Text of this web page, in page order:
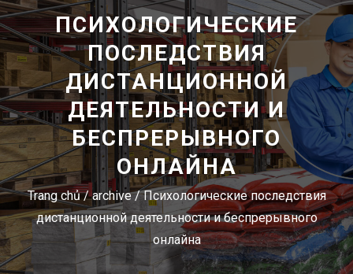
ПСИХОЛОГИЧЕСКИЕ
ПОСЛЕДСТВИЯ
ДИСТАНЦИОННОЙ
ДЕЯТЕЛЬНОСТИ И
БЕСПРЕРЫВНОГО
ОНЛАЙНА
Trang chủ/archive/Психологические последствия
дистанционной деятельности и беспрерывного
онлайна